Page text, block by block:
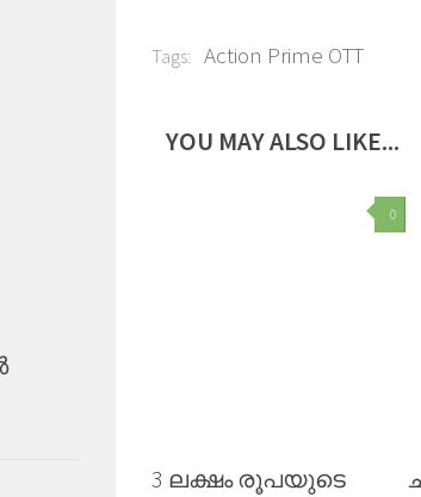
Tags: Action Prime OTT
YOU MAY ALSO LIKE...
0
3 ലക്ഷം രൂപയുടെ